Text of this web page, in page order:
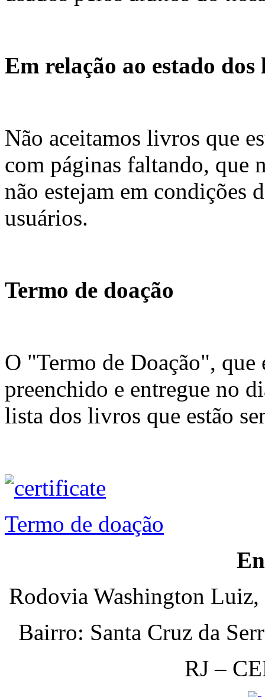
Em relação ao estado dos
Não aceitamos livros que
com páginas faltando, que
não estejam em condições
usuários.
Termo de doação
O "Termo de Doação", que
preenchido e entregue no
lista dos livros que estão
Termo de doação
Rodovia Washington
Bairro: Santa Cruz da
RJ –